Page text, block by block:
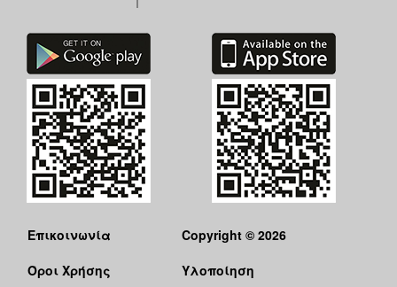
Επικοινωνία
Όροι Χρήσης
Copyright © 2026
Υλοποίηση